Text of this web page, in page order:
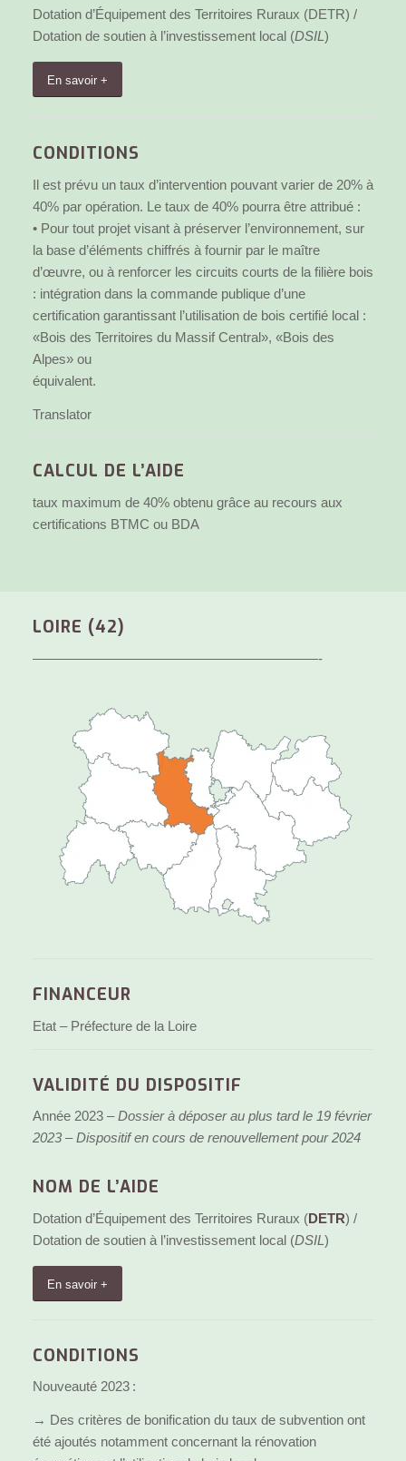
Dotation d’Équipement des Territoires Ruraux (DETR) /
Dotation de soutien à l’investissement local (DSIL )
En savoir +
CONDITIONS
Il est prévu un taux d’intervention pouvant varier de 20% à
40% par opération. Le taux de 40% pourra être attribué :
• Pour tout projet visant à préserver l’environnement, sur
la base d’éléments chiffrés à fournir par le maître
d’œuvre, ou à renforcer les circuits courts de la filière bois
: intégration dans la commande publique d’une
certification garantissant l’utilisation de bois certifié local :
«Bois des Territoires du Massif Central», «Bois des
Alpes» ou
équivalent.
Translator
CALCUL DE L’AIDE
taux maximum de 40% obtenu grâce au recours aux
certifications BTMC ou BDA
LOIRE (42)
—————————————————————-
FINANCEUR
Etat – Préfecture de la Loire
VALIDITÉ DU DISPOSITIF
Année 2023 –Dossier à déposer au plus tard le 19 février
2023 –Dispositif en cours de renouvellementpour 2024
NOM DE L’AIDE
Dotation d’Équipement des Territoires Ruraux (DETR) /
Dotation de soutien à l’investissement local (DSIL )
En savoir +
CONDITIONS
Nouveauté 2023 :
→ Des critères de bonification du taux de subvention ont
été ajoutés notamment concernant la rénovation